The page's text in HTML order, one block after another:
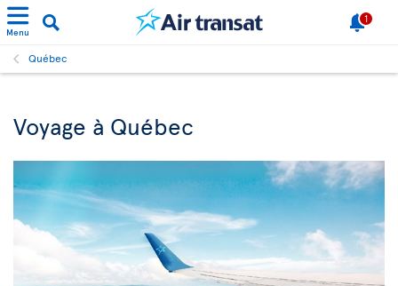
Menu
1
Québec
Voyage à Québec